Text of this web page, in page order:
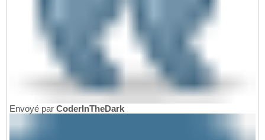
Envoyé par CoderInTheDark